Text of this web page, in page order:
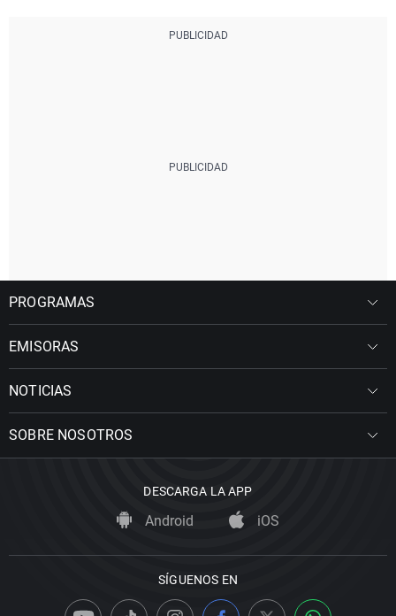
PROGRAMAS
EMISORAS
NOTICIAS
SOBRE NOSOTROS
DESCARGA LA APP
Android iOS
SÍGUENOS EN